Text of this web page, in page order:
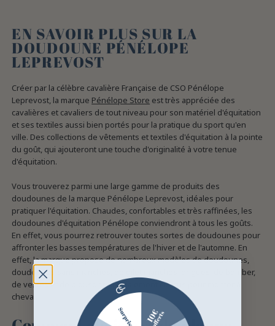
EN SAVOIR PLUS SUR LA
DOUDOUNE PÉNÉLOPE
LEPREVOST
Créer par la célèbre cavalière Française de CSO Pénélope
Leprevost, la marque Pénélope Store est très appréciée des
cavalières et cavaliers de tout niveau pour son matériel d'équitation
et ses textiles aussi bien portés pour la pratique du sport qu'en
ville. Des collections de vêtements et textiles d'équitation à la pointe
du goût, qui ajouteront une touche d'originalité à votre tenue
d'équitation.
Vous trouverez parmi une large gamme de produits des
doudounes de la marque Pénélope Leprevost, idéales pour
pratiquer l'équitation. Chaudes, confortables et très raffinées, les
doudounes d'équitation Pénélope conviendront à tous les goûts.
En effet, vous pourrez retrouver toutes sortes de doudounes pour
affronter les basses températures de l'hiver et de l'automne. En
effet, la marque propose de nombreux modèles de doudounes,
doudounes sans manches, de gilet manches longues, de bomber,
de vestes et de blousons spécialement conçus pour monter à
cheval.